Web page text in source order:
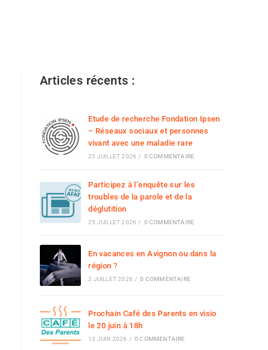
Articles récents :
Etude de recherche Fondation Ipsen
– Réseaux sociaux et personnes
vivant avec une maladie rare
25 JUILLET 2026 / 0 COMMENTAIRE
Participez à l’enquête sur les
troubles de la parole et de la
déglutition
25 JUILLET 2026 / 0 COMMENTAIRE
En vacances en Avignon ou dans la
région ?
2 JUILLET 2026 / 0 COMMENTAIRE
Prochain Café des Parents en visio
le 20 juin à 18h
13 JUIN 2026 / 0 COMMENTAIRE